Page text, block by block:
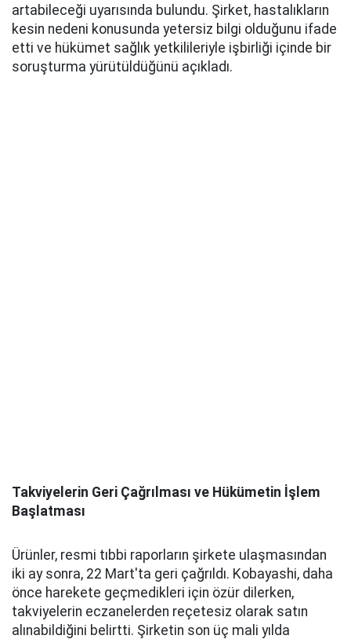
artabileceği uyarısında bulundu. Şirket, hastalıkların
kesin nedeni konusunda yetersiz bilgi olduğunu ifade
etti ve hükümet sağlık yetkilileriyle işbirliği içinde bir
soruşturma yürütüldüğünü açıkladı.
Takviyelerin Geri Çağrılması ve Hükümetin İşlem
Başlatması
Ürünler, resmi tıbbi raporların şirkete ulaşmasından
iki ay sonra, 22 Mart'ta geri çağrıldı. Kobayashi, daha
önce harekete geçmedikleri için özür dilerken,
takviyelerin eczanelerden reçetesiz olarak satın
alınabildiğini belirtti. Şirketin son üç mali yılda